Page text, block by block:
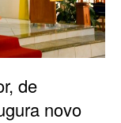
de
novo